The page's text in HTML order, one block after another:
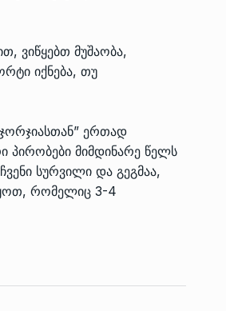
ვიწყებთ მუშაობა,
იქნება, თუ
ერთად
პირობები მიმდინარე წელს
სურვილი და გეგმაა,
რომელიც 3-4